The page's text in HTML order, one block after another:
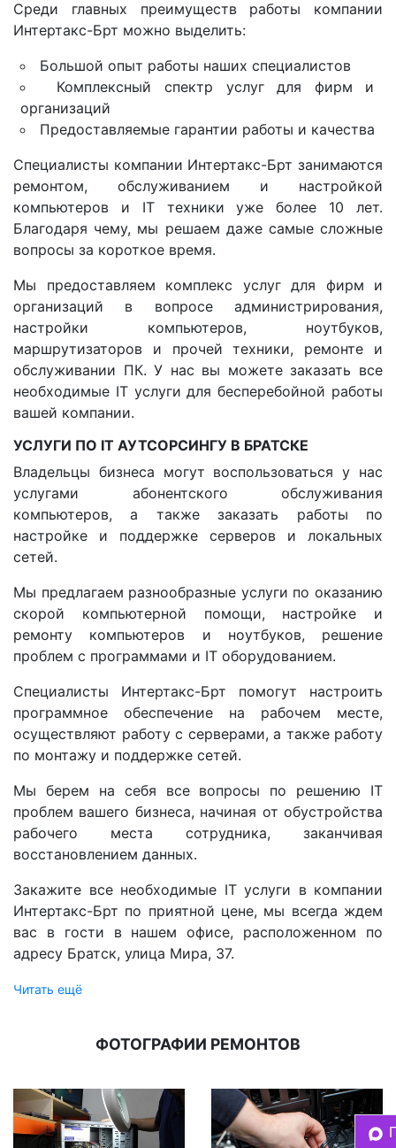
Среди главных преимуществ работы компании
Интертакс-Брт можно выделить:
Большой опыт работы наших специалистов
Комплексный спектр услуг для фирм и
организаций
Предоставляемые гарантии работы и качества
Специалисты компании Интертакс-Брт занимаются
ремонтом, обслуживанием и настройкой
компьютеров и IT техники уже более 10 лет.
Благодаря чему, мы решаем даже самые сложные
вопросы за короткое время.
Мы предоставляем комплекс услуг для фирм и
организаций в вопросе администрирования,
настройки компьютеров, ноутбуков,
маршрутизаторов и прочей техники, ремонте и
обслуживании ПК. У нас вы можете заказать все
необходимые IT услуги для бесперебойной работы
вашей компании.
УСЛУГИ ПО IT АУТСОРСИНГУ В БРАТСКЕ
Владельцы бизнеса могут воспользоваться у нас
услугами абонентского обслуживания
компьютеров, а также заказать работы по
настройке и поддержке серверов и локальных
сетей.
Мы предлагаем разнообразные услуги по оказанию
скорой компьютерной помощи, настройке и
ремонту компьютеров и ноутбуков, решение
проблем с программами и IT оборудованием.
Специалисты Интертакс-Брт помогут настроить
программное обеспечение на рабочем месте,
осуществляют работу с серверами, а также работу
по монтажу и поддержке сетей.
Мы берем на себя все вопросы по решению IT
проблем вашего бизнеса, начиная от обустройства
рабочего места сотрудника, заканчивая
восстановлением данных.
Закажите все необходимые IT услуги в компании
Интертакс-Брт по приятной цене, мы всегда ждем
вас в гости в нашем офисе, расположенном по
адресу Братск, улица Мира, 37.
Читать ещё
ФОТОГРАФИИ РЕМОНТОВ